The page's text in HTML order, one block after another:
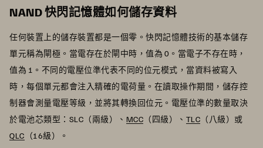
NAND 快閃記憶體如何儲存資料
任何裝置上的儲存裝置都是一個零。快閃記憶體技術的基本儲存
單元稱為閘極。當電存在於閘中時，值為 0。當電子不存在時，
值為 1。不同的電壓位準代表不同的位元模式，當資料被寫入
時，每個單元都會注入精確的電荷量。在讀取操作期間，儲存控
制器會測量電壓等級，並將其轉換回位元。電壓位準的數量取決
於電池芯類型：SLC（兩級）、 MCC （四級）、 TLC （八級）或
QLC （16級）。